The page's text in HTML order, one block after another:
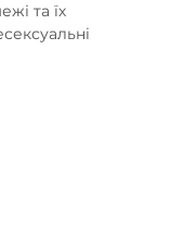
та їх